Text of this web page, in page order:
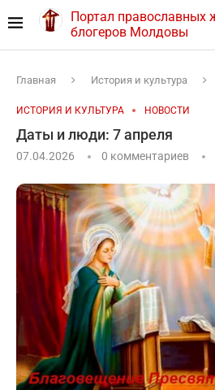
Портал православных
блогеров Молдовы
Главная История и культура
ИСТОРИЯ И КУЛЬТУРА НОВОСТИ
Даты и люди: 7 апреля
07.04.2026 0 комментариев